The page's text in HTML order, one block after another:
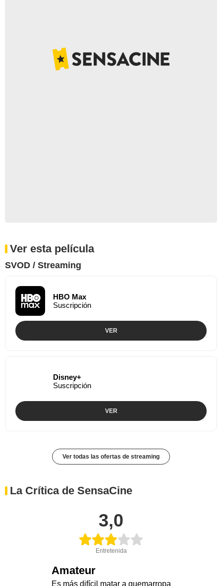
Ver esta película
SVOD / Streaming
HBO Max
Suscripción
VER
Disney+
Suscripción
VER
Ver todas las ofertas de streaming
La Crítica de SensaCine
3,0
Entretenida
Amateur
Es más difícil matar a quemarropa